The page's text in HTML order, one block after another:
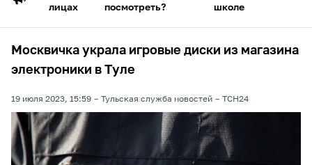
лицах
посмотреть?
школе
Москвичка украла игровые диски из магазина
электроники в Туле
19 июля 2023, 15:59 Тульская служба новостей ТСН24